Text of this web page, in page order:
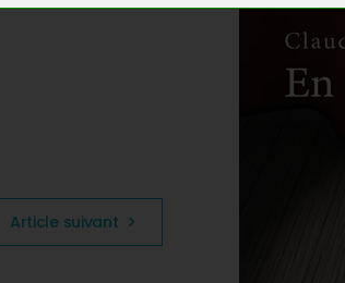
Article suivant